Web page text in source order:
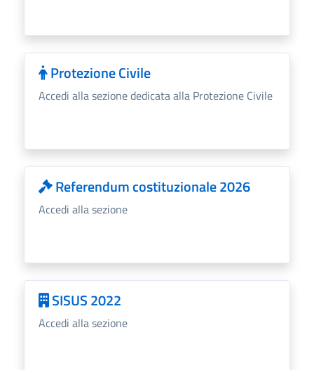
Protezione Civile
Accedi alla sezione dedicata alla Protezione Civile
Referendum costituzionale 2026
Accedi alla sezione
SISUS 2022
Accedi alla sezione